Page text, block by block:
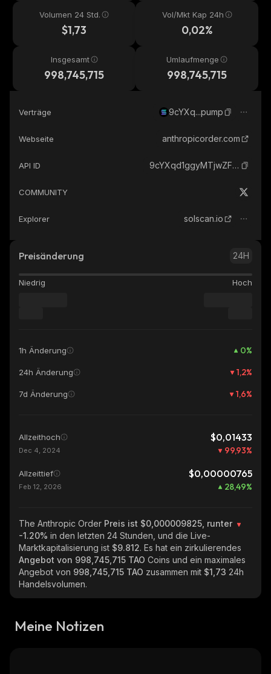
Volumen 24 Std.
$1,73
Vol/Mkt Kap 24h
0,02%
Insgesamt
998,745,715
Umlaufmenge
998,745,715
Verträge 9cYXq...pump
Webseite anthropicorder.com
API ID 9cYXqd1ggyMTjwZFWnbDuf5EfLEcLuumMG67jRkJpump_solana
COMMUNITY
Explorer solscan.io
Preisänderung 24H
Niedrig Hoch
1h Änderung 0%
24h Änderung 1,2%
7d Änderung 1,6%
Allzeithoch $0,01433
Dec 4, 2024 99,93%
Allzeittief $0,00000765
Feb 12, 2026 28,49%
The Anthropic Order Preis ist $0,000009825, runter
-1.20% in den letzten 24 Stunden, und die Live-
Marktkapitalisierung ist $9.812. Es hat ein zirkulierendes
Angebot von 998,745,715 TAO Coins und ein maximales
Angebot von 998,745,715 TAO zusammen mit $1,73 24h
Handelsvolumen.
Meine Notizen